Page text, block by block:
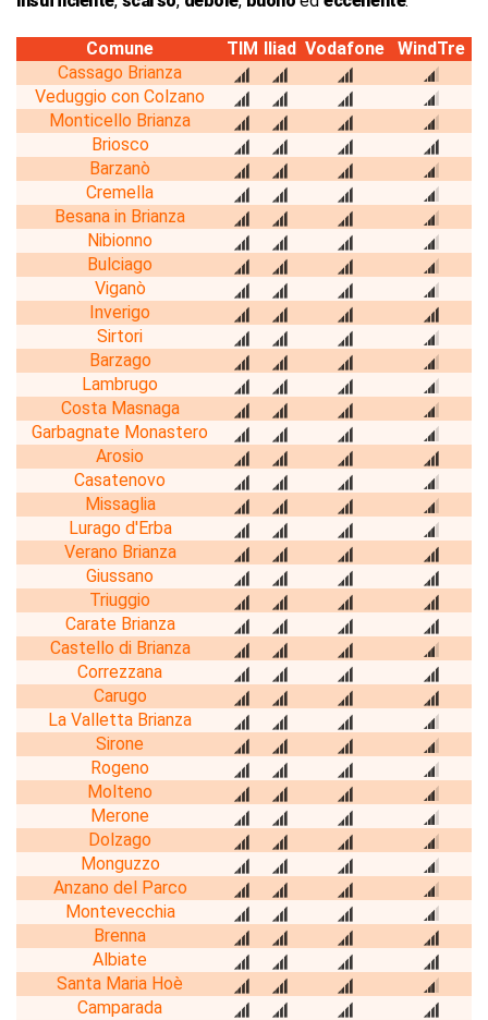
Comune TIM Iliad Vodafone
WindTre
Cassago Brianza
Veduggio con Colzano
Monticello Brianza
Briosco
Barzanò
Cremella
Besana in Brianza
Nibionno
Bulciago
Viganò
Inverigo
Sirtori
Barzago
Lambrugo
Costa Masnaga
Garbagnate Monastero
Arosio
Casatenovo
Missaglia
Lurago d'Erba
Verano Brianza
Giussano
Triuggio
Carate Brianza
Castello di Brianza
Correzzana
Carugo
La Valletta Brianza
Sirone
Rogeno
Molteno
Merone
Dolzago
Monguzzo
Anzano del Parco
Montevecchia
Brenna
Albiate
Santa Maria Hoè
Camparada